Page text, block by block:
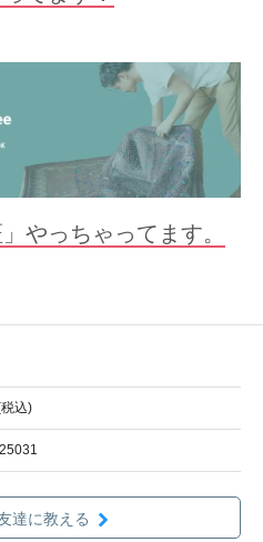
やっちゃってます。
込)
達に教える